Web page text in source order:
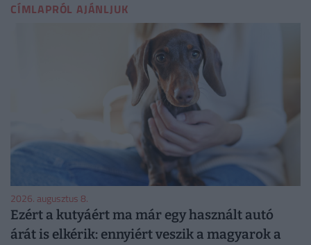
CÍMLAPRÓL AJÁNLJUK
2026. augusztus 8.
Ezért a kutyáért ma már egy használt autó
árát is elkérik: ennyiért veszik a magyarok a